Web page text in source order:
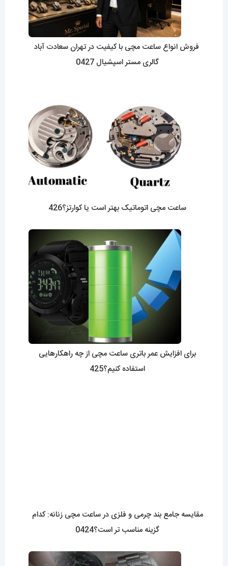
فروش انواع ساعت مچی با کیفیت در تهران سعادت آباد
گالری مستر اسپشیال 0427
ساعت مچی اتوماتیک بهتر است یا کوارتز؟426
برای افزایش عمر باتری ساعت مچی از چه راهکارهایی
استفاده کنیم؟425
مقایسه جامع بند چرمی و فلزی در ساعت مچی زنانه: کدام
گزینه مناسب تر است؟0424